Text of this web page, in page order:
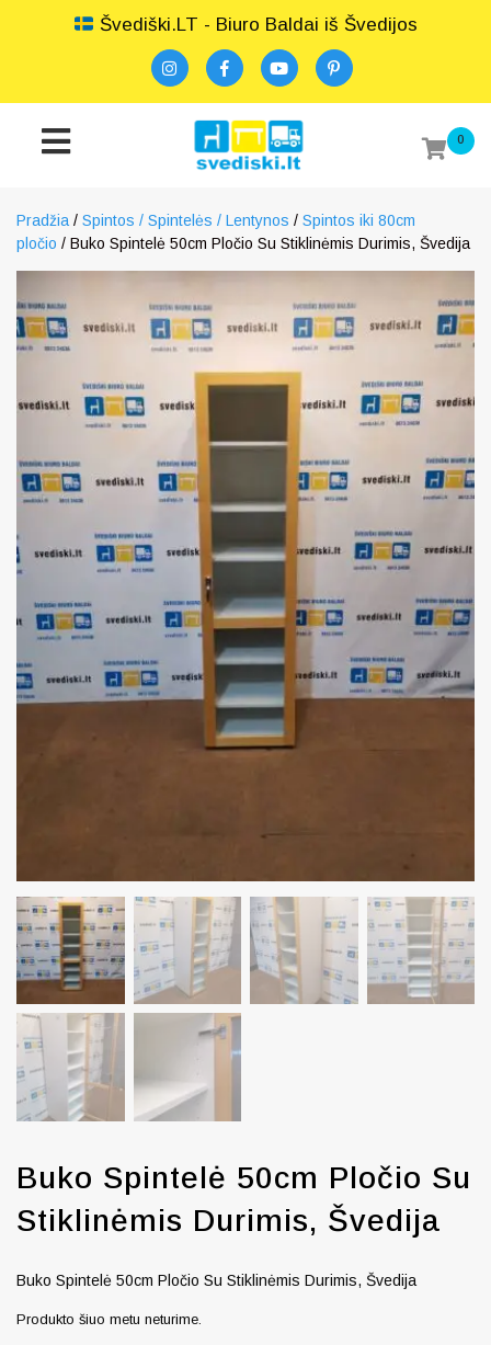
Švediški.LT - Biuro Baldai iš Švedijos
0
Pradžia / Spintos / Spintelės / Lentynos / Spintos iki 80cm
pločio / Buko Spintelė 50cm Pločio Su Stiklinėmis Durimis, Švedija
Buko Spintelė 50cm Pločio Su
Stiklinėmis Durimis, Švedija
Buko Spintelė 50cm Pločio Su Stiklinėmis Durimis, Švedija
Produkto šiuo metu neturime.